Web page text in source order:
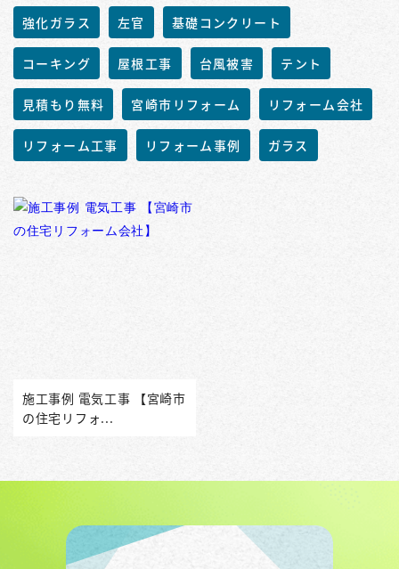
強化ガラス 左官 基礎コンクリート
コーキング 屋根工事 台風被害 テント
見積もり無料 宮崎市リフォーム リフォーム会社
リフォーム工事 リフォーム事例 ガラス
施工事例 電気工事 【宮崎市
の住宅リフォ...